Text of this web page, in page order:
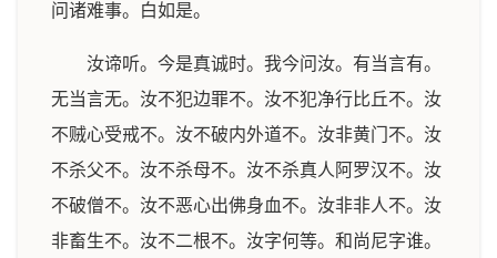
问诸难事。白如是。
汝谛听。今是真诚时。我今问汝。有当言有。
无当言无。汝不犯边罪不。汝不犯净行比丘不。汝
不贼心受戒不。汝不破内外道不。汝非黄门不。汝
不杀父不。汝不杀母不。汝不杀真人阿罗汉不。汝
不破僧不。汝不恶心出佛身血不。汝非非人不。汝
非畜生不。汝不二根不。汝字何等。和尚尼字谁。